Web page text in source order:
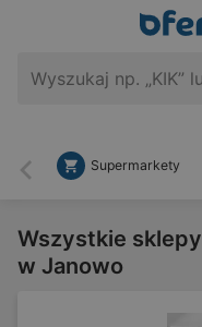
Wstecz
Supermarkety
Wszystkie sklepy
w Janowo